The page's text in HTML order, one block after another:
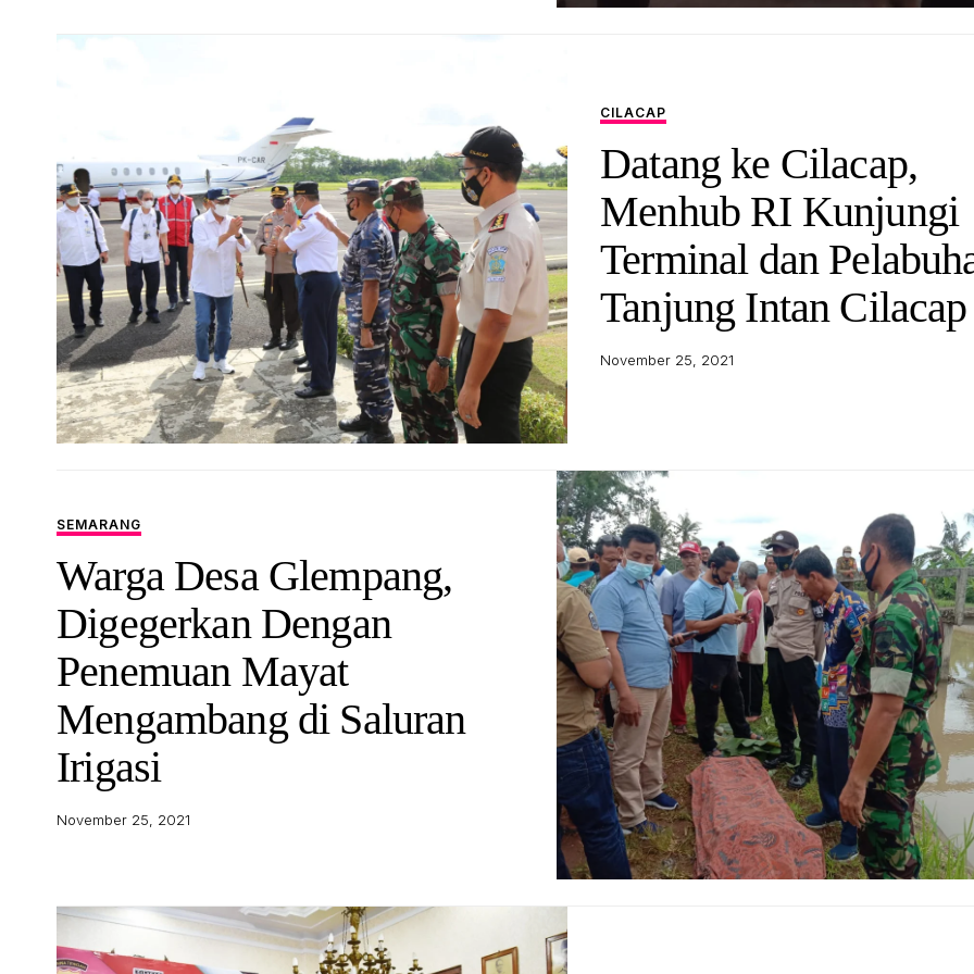
CILACAP
Datang ke Cilacap,
Menhub RI Kunjungi
Terminal dan
Tanjung Intan Cilacap
November 25, 2021
SEMARANG
Warga Desa Glempang,
Digegerkan Dengan
Penemuan Mayat
Mengambang di Saluran
Irigasi
November 25, 2021